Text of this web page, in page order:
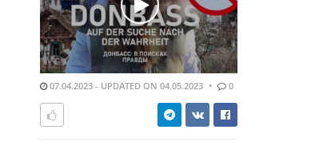
07.04.2023 - UPDATED ON 04.05.2023 0